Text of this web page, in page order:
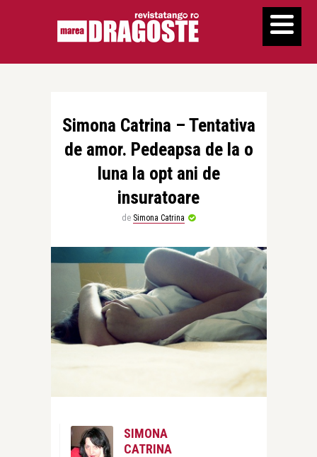
Simona Catrina – Tentativa
de amor. Pedeapsa de la o
luna la opt ani de
insuratoare
de Simona Catrina
SIMONA
CATRINA